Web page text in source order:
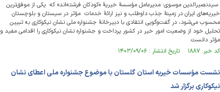
سیدنصیرالدین موسوی؛ مدیرعامل مؤسسۀ خیریۀ «کودکان فرشته‌اند» که یکی از موفق‌ترین
خیریه‌های ایران در زمینۀ جذب داوطلب‌ و نیز ارائۀ خدمات مؤثر در سیستان و بلوچستان
محسوب می‌شود، در گفت‌وگویی انتقادی با دبیرخانۀ جشنواره ملی نشان نیکوکاری به تبیین
تحلیل خود از وضعیت امور خیر در کشور پرداخت و جشنواره نشان نیکوکاری را اقدامی مفید و
مؤثر دانست.
کد خبر: ۱۸۸۷ تاریخ انتشار : ۱۴۰۳/۰۹/۰۶
نشست مؤسسات خیریه استان گلستان با موضوع جشنواره ملی اعطای نشان
نیکوکاری برگزار شد